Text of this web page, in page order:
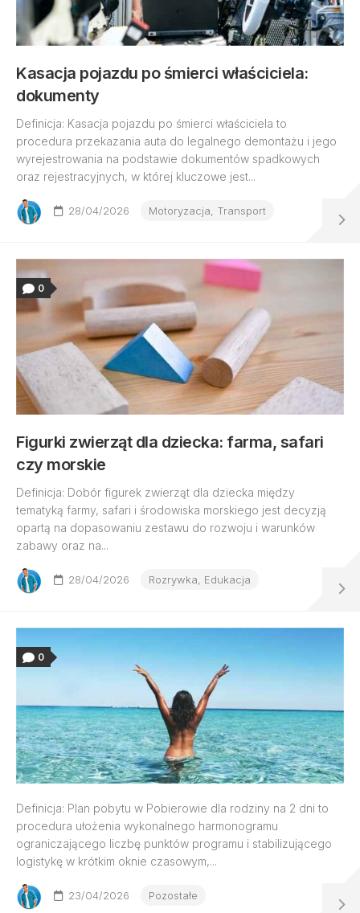
Kasacja pojazdu po śmierci właściciela:
dokumenty
Definicja: Kasacja pojazdu po śmierci właściciela to
procedura przekazania auta do legalnego demontażu i jego
wyrejestrowania na podstawie dokumentów spadkowych
oraz rejestracyjnych, w której kluczowe jest...
28/04/2026 Motoryzacja, Transport
0
Figurki zwierząt dla dziecka: farma, safari
czy morskie
Definicja: Dobór figurek zwierząt dla dziecka między
tematyką farmy, safari i środowiska morskiego jest decyzją
opartą na dopasowaniu zestawu do rozwoju i warunków
zabawy oraz na...
28/04/2026 Rozrywka, Edukacja
0
Definicja: Plan pobytu w Pobierowie dla rodziny na 2 dni to
procedura ułożenia wykonalnego harmonogramu
ograniczającego liczbę punktów programu i stabilizującego
logistykę w krótkim oknie czasowym,...
23/04/2026 Pozostałe